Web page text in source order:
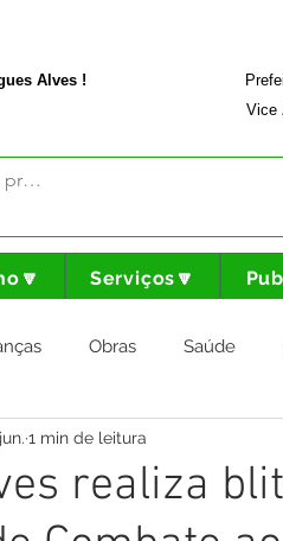
Alves !
Vice
Serviços🔽
Obras Saúde
e Governo
Campanhas Datas
realiza
1 min de leitura